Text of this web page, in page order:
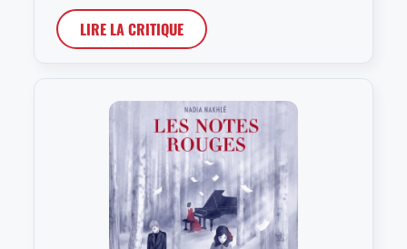
LIRE LA CRITIQUE